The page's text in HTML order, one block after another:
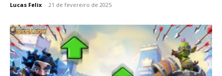
Lucas Felix - 21 de fevereiro de 2025